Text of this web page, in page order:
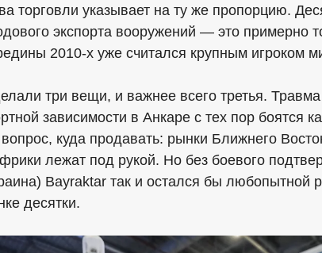
торговли указывает на ту же пропорцию.
экспорта вооружений — это примерно
2010-х уже считался крупным игроком
три вещи, и важнее всего третья.
зависимости в Анкаре с тех пор боятся
вопрос, куда продавать: рынки Ближнего
лежат под рукой. Но без боевого
Bayraktar так и остался бы любопытной
десятки.